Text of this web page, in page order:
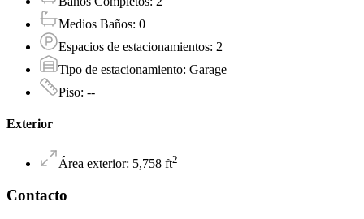
Medios Baños: 0
Espacios de estacionamientos: 2
Tipo de estacionamiento: Garage
Piso: --
Exterior
Área exterior: 5,758 ft2
Contacto